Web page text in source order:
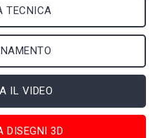
TECNICA
IL VIDEO
DISEGNI 3D